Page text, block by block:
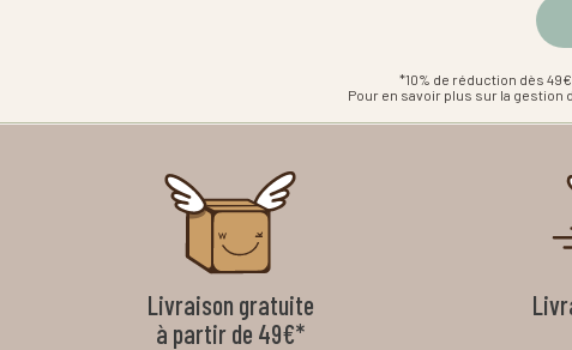
*10% de réduction dès
Pour en savoir plus sur la
Livraison gratuite
à partir de 49€*